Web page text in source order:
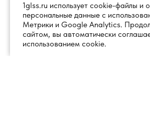
1glss.ru использует cookie-файлы и
персональные данные с
Метрики и Google Analytics.
сайтом, вы автоматически
использованием cookie.